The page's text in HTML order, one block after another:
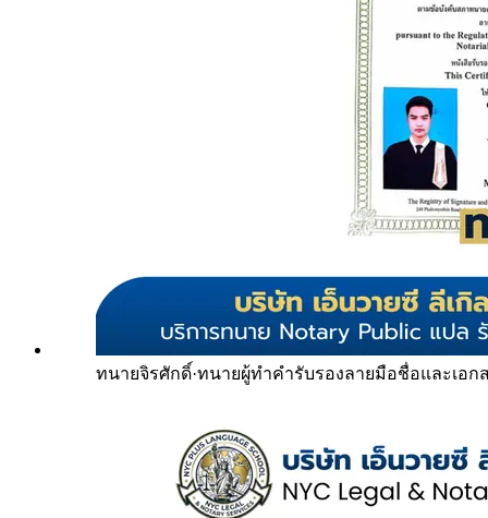
ทนายจิรศักดิ์·ทนายผู้ทำคำรับรองลายมือชื่อและเอก